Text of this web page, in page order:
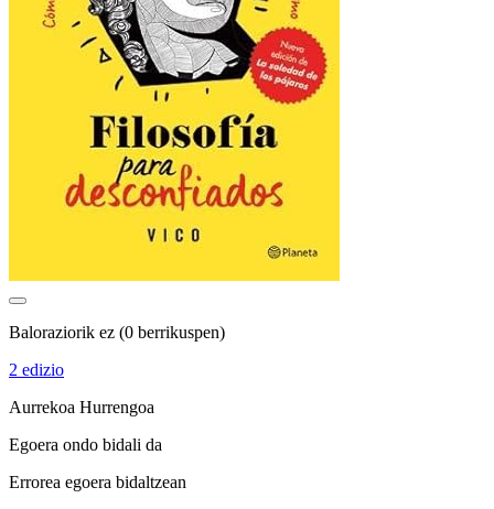
Baloraziorik ez (0 berrikuspen)
2 edizio
Aurrekoa Hurrengoa
Egoera ondo bidali da
Errorea egoera bidaltzean